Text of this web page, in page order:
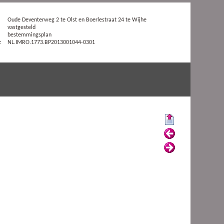
Oude Deventerweg 2 te Olst en Boerlestraat 24 te Wijhe
vastgesteld
bestemmingsplan
NL.IMRO.1773.BP2013001044-0301